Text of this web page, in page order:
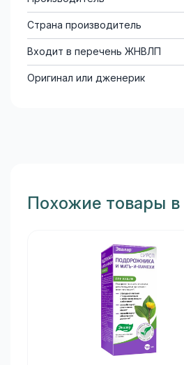
Страна производитель
Входит в перечень ЖНВЛП
Оригинал или дженерик
Похожие товары